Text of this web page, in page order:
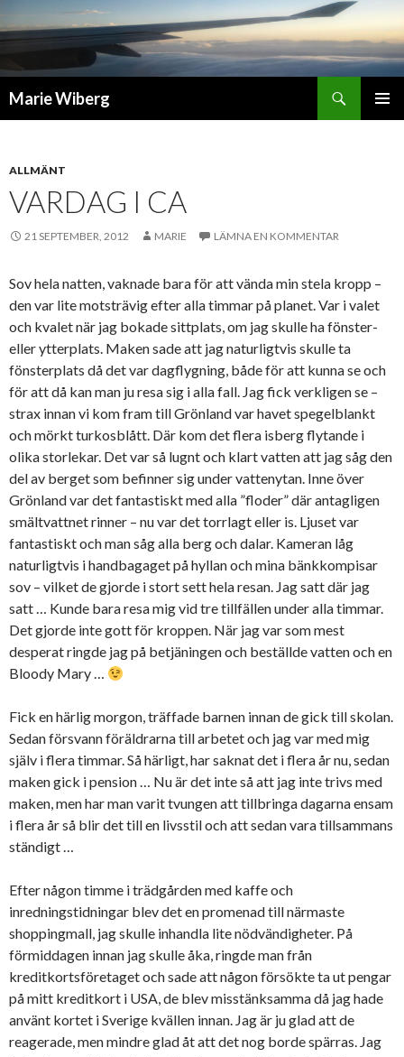
Marie Wiberg
ALLMÄNT
VARDAG I CA
21 SEPTEMBER, 2012 MARIE LÄMNA EN KOMMENTAR
Sov hela natten, vaknade bara för att vända min stela kropp –
den var lite motsträvig efter alla timmar på planet. Var i valet
och kvalet när jag bokade sittplats, om jag skulle ha fönster-
eller ytterplats. Maken sade att jag naturligtvis skulle ta
fönsterplats då det var dagflygning, både för att kunna se och
för att då kan man ju resa sig i alla fall. Jag fick verkligen se –
strax innan vi kom fram till Grönland var havet spegelblankt
och mörkt turkosblått. Där kom det flera isberg flytande i
olika storlekar. Det var så lugnt och klart vatten att jag såg den
del av berget som befinner sig under vattenytan. Inne över
Grönland var det fantastiskt med alla ”floder” där antagligen
smältvattnet rinner – nu var det torrlagt eller is. Ljuset var
fantastiskt och man såg alla berg och dalar. Kameran låg
naturligtvis i handbagaget på hyllan och mina bänkkompisar
sov – vilket de gjorde i stort sett hela resan. Jag satt där jag
satt … Kunde bara resa mig vid tre tillfällen under alla timmar.
Det gjorde inte gott för kroppen. När jag var som mest
desperat ringde jag på betjäningen och beställde vatten och en
Bloody Mary …
Fick en härlig morgon, träffade barnen innan de gick till skolan.
Sedan försvann föräldrarna till arbetet och jag var med mig
själv i flera timmar. Så härligt, har saknat det i flera år nu, sedan
maken gick i pension … Nu är det inte så att jag inte trivs med
maken, men har man varit tvungen att tillbringa dagarna ensam
i flera år så blir det till en livsstil och att sedan vara tillsammans
ständigt …
Efter någon timme i trädgården med kaffe och
inredningstidningar blev det en promenad till närmaste
shoppingmall, jag skulle inhandla lite nödvändigheter. På
förmiddagen innan jag skulle åka, ringde man från
kreditkortsföretaget och sade att någon försökte ta ut pengar
på mitt kreditkort i USA, de blev misstänksamma då jag hade
använt kortet i Sverige kvällen innan. Jag är ju glad att de
reagerade, men mindre glad åt att det nog borde spärras. Jag